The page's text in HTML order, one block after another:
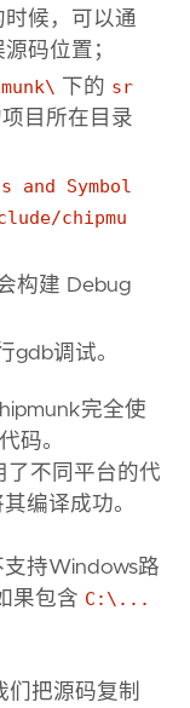
候，可以通
码位置；
下的 sr
目所在目录
and Symbol
chipmu
构建 Debug
gdb调试。
完全使
码。
了不同平台的代
编译成功。
持Windows路
果包含 C:\...
把源码复制